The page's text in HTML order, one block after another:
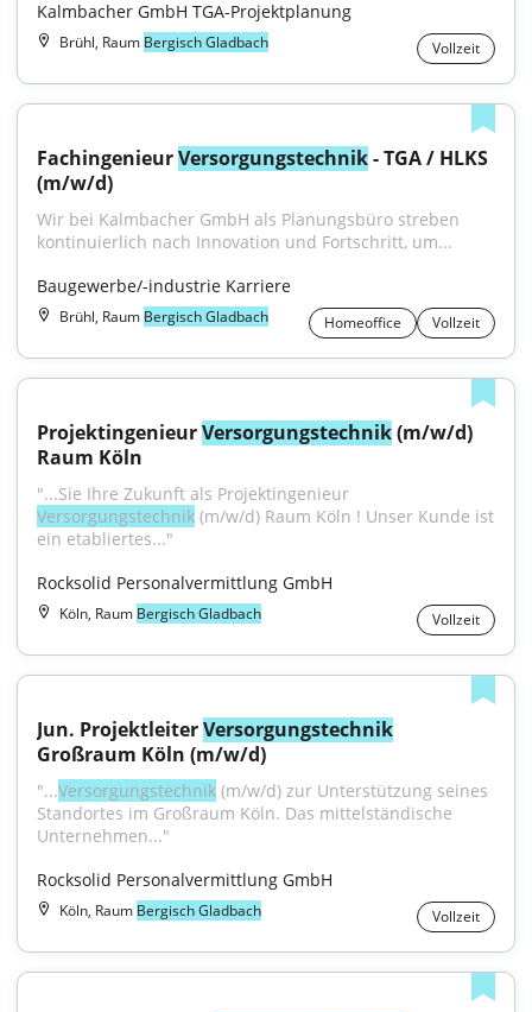
Kalmbacher GmbH TGA-Projektplanung
Brühl, Raum Bergisch Gladbach Vollzeit
Fachingenieur Versorgungstechnik - TGA / HLKS
(m/w/d)
Wir bei Kalmbacher GmbH als Planungsbüro streben
kontinuierlich nach Innovation und Fortschritt, um...
Baugewerbe/-industrie Karriere
Brühl, Raum Bergisch Gladbach Homeoffice Vollzeit
Projektingenieur Versorgungstechnik (m/w/d)
Raum Köln
Versorgungstechnik (m/w/d) Raum Köln ! Unser Kunde ist
ein etabliertes..."
Rocksolid Personalvermittlung GmbH
Köln, Raum Bergisch Gladbach Vollzeit
Jun. Projektleiter Versorgungstechnik
Großraum Köln (m/w/d)
"...Versorgungstechnik (m/w/d) zur Unterstützung seines
Standortes im Großraum Köln. Das mittelständische
Unternehmen..."
Rocksolid Personalvermittlung GmbH
Köln, Raum Bergisch Gladbach Vollzeit